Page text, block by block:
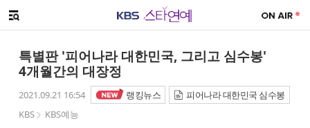
메뉴 열기
특별판 '피어나라 대한민국, 그리고 심수봉'
4개월간의 대장정
2021.09.21 16:54 랭킹뉴스
피어나라 대한민국 심수봉
KBS
KBS예능
페이스북
트위터
네이버
URL복사
글씨 작게보기
글씨 크게보기